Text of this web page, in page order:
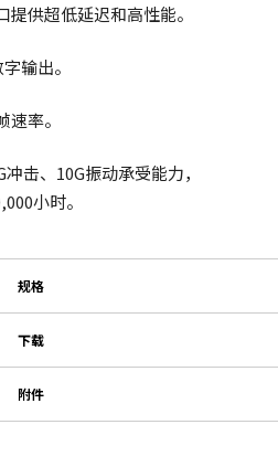
供超低延迟和高性能。
输出。
率。
击、10G振动承受能力，
小时。
规格
下载
附件